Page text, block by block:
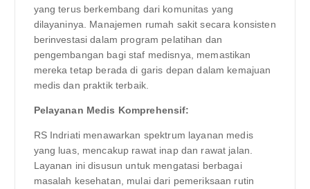
yang terus berkembang dari komunitas yang
dilayaninya. Manajemen rumah sakit secara konsisten
berinvestasi dalam program pelatihan dan
pengembangan bagi staf medisnya, memastikan
mereka tetap berada di garis depan dalam kemajuan
medis dan praktik terbaik.
Pelayanan Medis Komprehensif:
RS Indriati menawarkan spektrum layanan medis
yang luas, mencakup rawat inap dan rawat jalan.
Layanan ini disusun untuk mengatasi berbagai
masalah kesehatan, mulai dari pemeriksaan rutin